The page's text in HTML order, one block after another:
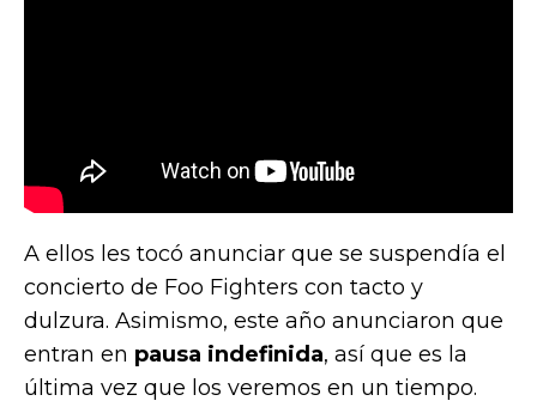
A ellos les tocó anunciar que se suspendía el
concierto de Foo Fighters con tacto y
dulzura. Asimismo, este año anunciaron que
entran en pausa indefinida, así que es la
última vez que los veremos en un tiempo.